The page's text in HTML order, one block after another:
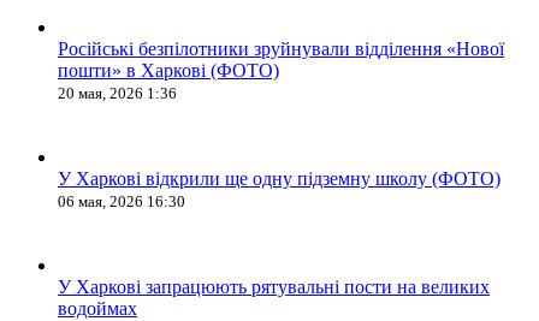
Російські безпілотники зруйнували відділення «Нової
пошти» в Харкові (ФОТО)
20 мая, 2026 1:36
У Харкові відкрили ще одну підземну школу (ФОТО)
06 мая, 2026 16:30
У Харкові запрацюють рятувальні пости на великих
водоймах